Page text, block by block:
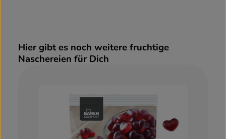
Produktgalerie überspringen
Hier gibt es noch weitere fruchtige
Naschereien für Dich